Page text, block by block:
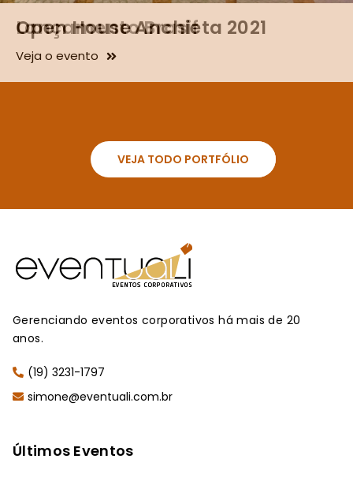
Lançamento Brasif
Veja o evento
VEJA TODO PORTFÓLIO
Gerenciando eventos corporativos há mais de 20
anos.
(19) 3231-1797
simone@eventuali.com.br
Últimos Eventos